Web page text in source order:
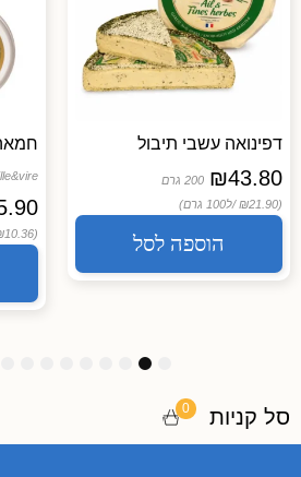
דפינואה עשבי תיבול
₪43.80
200 גרם
(₪21.90 /
ל100 גרם)
הוספה לסל
(₪10.36 /
סל קניות 0